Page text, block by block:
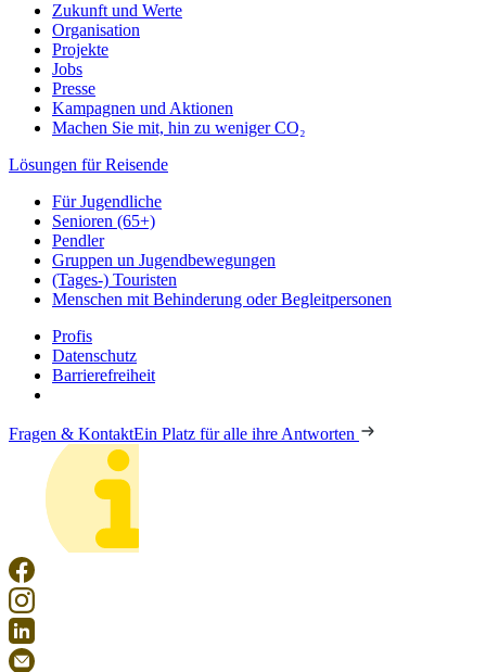
Zukunft und Werte
Organisation
Projekte
Jobs
Presse
Kampagnen und Aktionen
Machen Sie mit, hin zu weniger CO₂
Lösungen für Reisende
Für Jugendliche
Senioren (65+)
Pendler
Gruppen un Jugendbewegungen
(Tages-) Touristen
Menschen mit Behinderung oder Begleitpersonen
Profis
Datenschutz
Barrierefreiheit
Fragen & KontaktEin Platz für alle ihre Antworten